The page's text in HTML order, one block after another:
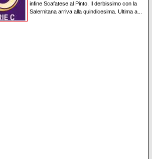
infine Scafatese al Pinto. Il derbissimo con la
Salernitana arriva alla quindicesima. Ultima a...